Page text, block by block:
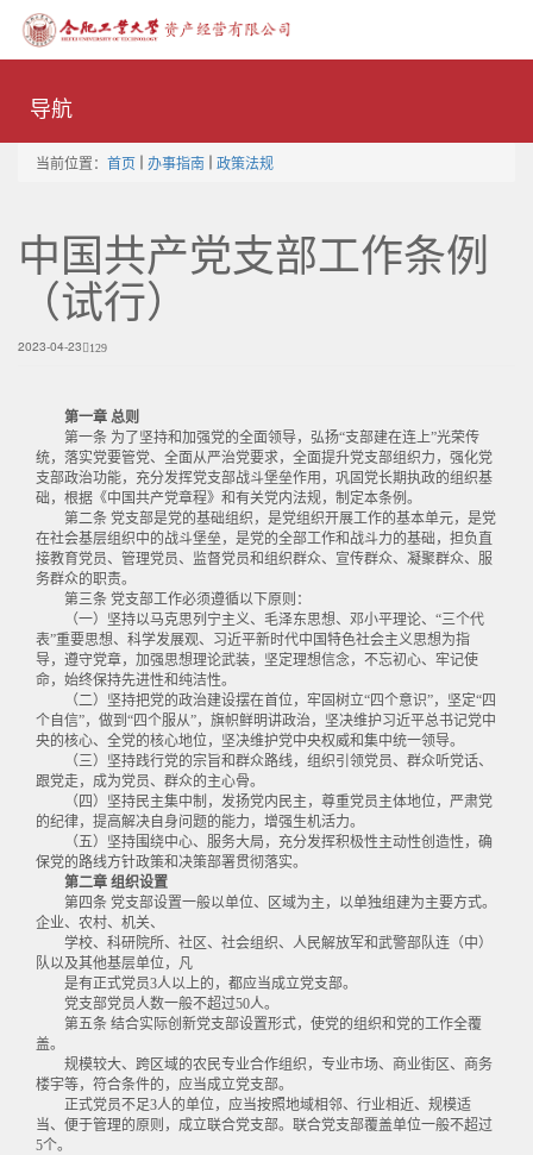
导航
当前位置： 首页 办事指南 政策法规
中国共产党支部工作条例
（试行）
2023-04-23 129
第一章 总则
第一条 为了坚持和加强党的全面领导，弘扬“支部建在连上”光荣传
统，落实党要管党、全面从严治党要求，全面提升党支部组织力，强化党
支部政治功能，充分发挥党支部战斗堡垒作用，巩固党长期执政的组织基
础，根据《中国共产党章程》和有关党内法规，制定本条例。
第二条 党支部是党的基础组织，是党组织开展工作的基本单元，是党
在社会基层组织中的战斗堡垒，是党的全部工作和战斗力的基础，担负直
接教育党员、管理党员、监督党员和组织群众、宣传群众、凝聚群众、服
务群众的职责。
第三条 党支部工作必须遵循以下原则：
（一）坚持以马克思列宁主义、毛泽东思想、邓小平理论、“三个代
表”重要思想、科学发展观、习近平新时代中国特色社会主义思想为指
导，遵守党章，加强思想理论武装，坚定理想信念，不忘初心、牢记使
命，始终保持先进性和纯洁性。
（二）坚持把党的政治建设摆在首位，牢固树立“四个意识”，坚定“四
个自信”，做到“四个服从”，旗帜鲜明讲政治，坚决维护习近平总书记党中
央的核心、全党的核心地位，坚决维护党中央权威和集中统一领导。
（三）坚持践行党的宗旨和群众路线，组织引领党员、群众听党话、
跟党走，成为党员、群众的主心骨。
（四）坚持民主集中制，发扬党内民主，尊重党员主体地位，严肃党
的纪律，提高解决自身问题的能力，增强生机活力。
（五）坚持围绕中心、服务大局，充分发挥积极性主动性创造性，确
保党的路线方针政策和决策部署贯彻落实。
第二章 组织设置
第四条 党支部设置一般以单位、区域为主，以单独组建为主要方式。
企业、农村、机关、
学校、科研院所、社区、社会组织、人民解放军和武警部队连（中）
队以及其他基层单位，凡
是有正式党员3人以上的，都应当成立党支部。
党支部党员人数一般不超过50人。
第五条 结合实际创新党支部设置形式，使党的组织和党的工作全覆
盖。
规模较大、跨区域的农民专业合作组织，专业市场、商业街区、商务
楼宇等，符合条件的，应当成立党支部。
正式党员不足3人的单位，应当按照地域相邻、行业相近、规模适
当、便于管理的原则，成立联合党支部。联合党支部覆盖单位一般不超过
5个。